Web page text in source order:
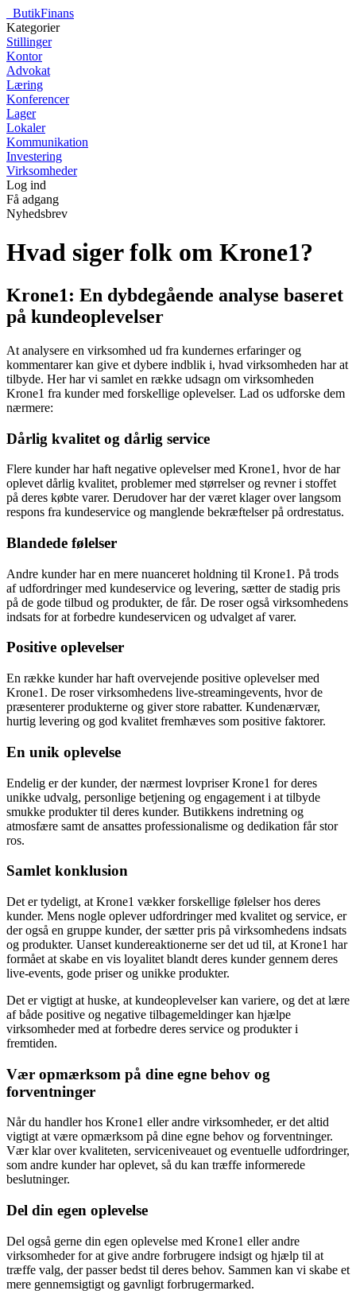
ButikFinans
Kategorier
Stillinger
Kontor
Advokat
Læring
Konferencer
Lager
Lokaler
Kommunikation
Investering
Virksomheder
Log ind
Få adgang
Nyhedsbrev
Hvad siger folk om Krone1?
Krone1: En dybdegående analyse baseret
på kundeoplevelser
At analysere en virksomhed ud fra kundernes erfaringer og
kommentarer kan give et dybere indblik i, hvad virksomheden har at
tilbyde. Her har vi samlet en række udsagn om virksomheden
Krone1 fra kunder med forskellige oplevelser. Lad os udforske dem
nærmere:
Dårlig kvalitet og dårlig service
Flere kunder har haft negative oplevelser med Krone1, hvor de har
oplevet dårlig kvalitet, problemer med størrelser og revner i stoffet
på deres købte varer. Derudover har der været klager over langsom
respons fra kundeservice og manglende bekræftelser på ordrestatus.
Blandede følelser
Andre kunder har en mere nuanceret holdning til Krone1. På trods
af udfordringer med kundeservice og levering, sætter de stadig pris
på de gode tilbud og produkter, de får. De roser også virksomhedens
indsats for at forbedre kundeservicen og udvalget af varer.
Positive oplevelser
En række kunder har haft overvejende positive oplevelser med
Krone1. De roser virksomhedens live-streamingevents, hvor de
præsenterer produkterne og giver store rabatter. Kundenærvær,
hurtig levering og god kvalitet fremhæves som positive faktorer.
En unik oplevelse
Endelig er der kunder, der nærmest lovpriser Krone1 for deres
unikke udvalg, personlige betjening og engagement i at tilbyde
smukke produkter til deres kunder. Butikkens indretning og
atmosfære samt de ansattes professionalisme og dedikation får stor
ros.
Samlet konklusion
Det er tydeligt, at Krone1 vækker forskellige følelser hos deres
kunder. Mens nogle oplever udfordringer med kvalitet og service, er
der også en gruppe kunder, der sætter pris på virksomhedens indsats
og produkter. Uanset kundereaktionerne ser det ud til, at Krone1 har
formået at skabe en vis loyalitet blandt deres kunder gennem deres
live-events, gode priser og unikke produkter.
Det er vigtigt at huske, at kundeoplevelser kan variere, og det at lære
af både positive og negative tilbagemeldinger kan hjælpe
virksomheder med at forbedre deres service og produkter i
fremtiden.
Vær opmærksom på dine egne behov og
forventninger
Når du handler hos Krone1 eller andre virksomheder, er det altid
vigtigt at være opmærksom på dine egne behov og forventninger.
Vær klar over kvaliteten, serviceniveauet og eventuelle udfordringer,
som andre kunder har oplevet, så du kan træffe informerede
beslutninger.
Del din egen oplevelse
Del også gerne din egen oplevelse med Krone1 eller andre
virksomheder for at give andre forbrugere indsigt og hjælp til at
træffe valg, der passer bedst til deres behov. Sammen kan vi skabe et
mere gennemsigtigt og gavnligt forbrugermarked.